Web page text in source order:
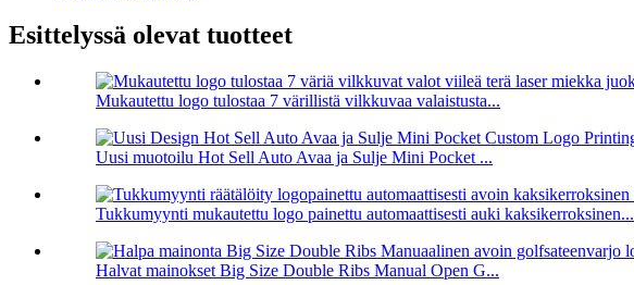
Esittelyssä olevat tuotteet
Mukautettu logo tulostaa 7 värillistä vilkkuvaa valaistusta...
Uusi muotoilu Hot Sell Auto Avaa ja Sulje Mini Pocket ...
Tukkumyynti mukautettu logo painettu automaattisesti auki kaksikerroksinen...
Halvat mainokset Big Size Double Ribs Manual Open G...